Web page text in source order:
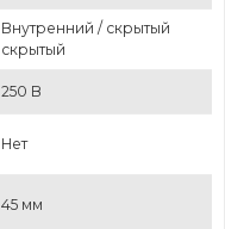
Внутренний / скрытый
скрытый
250 В
Нет
45 мм